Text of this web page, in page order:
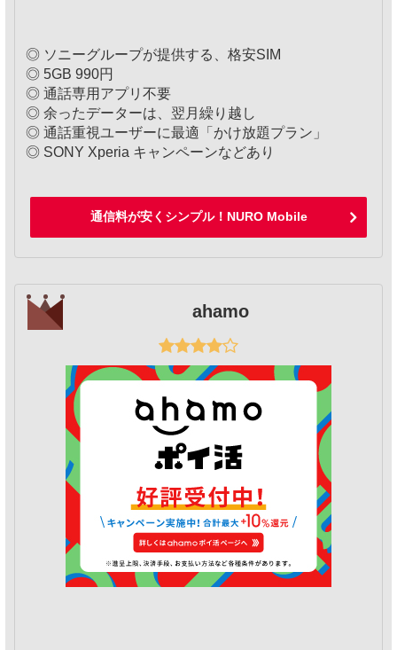
◎ ソニーグループが提供する、格安SIM
◎ 5GB 990円
◎ 通話専用アプリ不要
◎ 余ったデーターは、翌月繰り越し
◎ 通話重視ユーザーに最適「かけ放題プラン」
◎ SONY Xperia キャンペーンなどあり
通信料が安くシンプル！NURO Mobile
ahamo